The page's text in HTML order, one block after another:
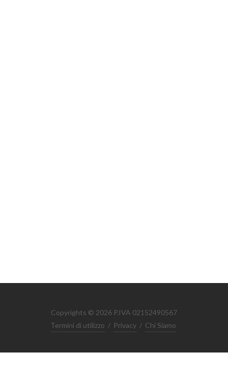
Copyrights © 2026 P.IVA 02152490567
Termini di utilizzo / Privacy / Chi Siamo